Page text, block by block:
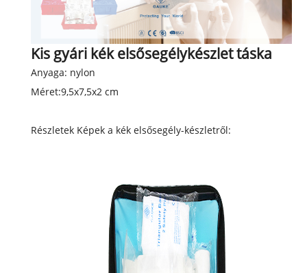
Kis gyári kék elsősegélykészlet táska
Anyaga: nylon
Méret:9,5x7,5x2 cm
Részletek Képek a kék elsősegély-készletről: